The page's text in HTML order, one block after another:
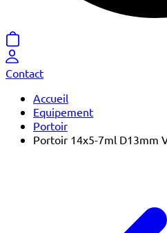
Contact
Accueil
Equipement
Portoir
Portoir 14x5-7ml D13mm